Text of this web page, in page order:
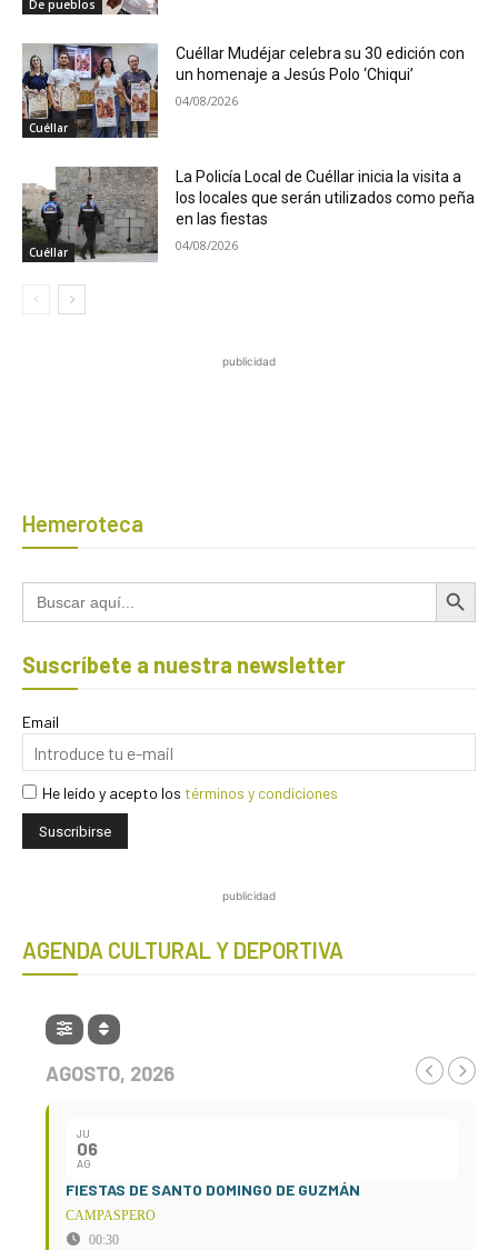
De pueblos
Cuéllar
Cuéllar Mudéjar celebra su 30 edición con
un homenaje a Jesús Polo ‘Chiqui’
04/08/2026
Cuéllar
La Policía Local de Cuéllar inicia la visita a
los locales que serán utilizados como peña
en las fiestas
04/08/2026
publicidad
Hemeroteca
Buscar: Botón de
Suscríbete a nuestra newsletter
Email
He leído y acepto los términos y condiciones
publicidad
AGENDA CULTURAL Y DEPORTIVA
AGOSTO, 2026
JU
06
AG
FIESTAS DE SANTO DOMINGO DE GUZMÁN
CAMPASPERO
00:30